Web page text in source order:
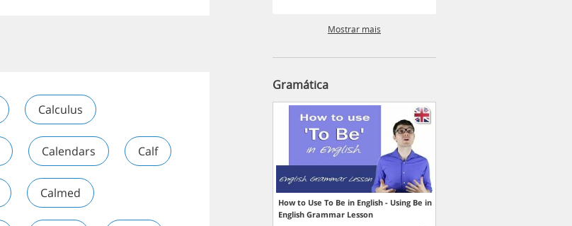
Calculus
Calendars Calf
Calmed
Mostrar mais
Gramática
How to Use To Be in English - Using Be in
English Grammar Lesson